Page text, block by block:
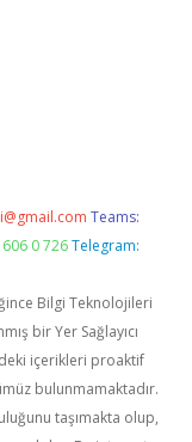
Teams:
0 726 Telegram:
Bilgi Teknolojileri
bir Yer Sağlayıcı
içerikleri proaktif
bulunmamaktadır.
taşımakta olup,